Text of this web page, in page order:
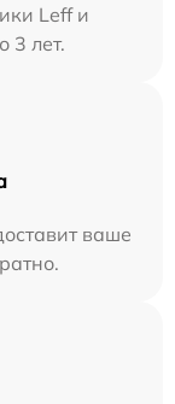
Leff и
3 лет.
ваше